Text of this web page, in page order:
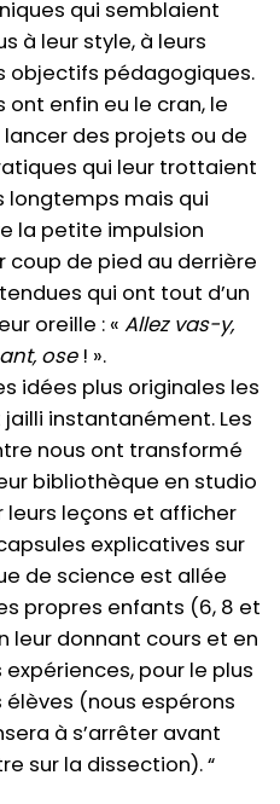
qui semblaient
à leur style, à leurs
objectifs pédagogiques.
ont enfin eu le cran, le
des projets ou de
qui leur trottaient
longtemps mais qui
la petite impulsion
coup de pied au derrière
qui ont tout d’un
oreille : « Allez vas-y,
ose! ».
idées plus originales les
instantanément. Les
nous ont transformé
bibliothèque en studio
leçons et afficher
explicatives sur
de science est allée
propres enfants (6, 8 et
leur donnant cours et en
pour le plus
(nous espérons
à s’arrêter avant
sur la dissection). “